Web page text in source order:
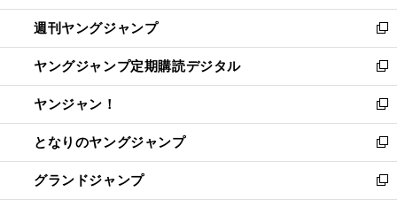
開
く
ウ
で
開
く
ン
ド
ウ
で
開
く
ウ
ィ
ン
ド
ウ
で
開
く
週刊ヤングジャンプ
新
し
い
ウ
ィ
ン
ド
ウ
で
開
ヤングジャンプ定期購読デジタル
新
し
い
ウ
ィ
ン
ド
ウ
ヤンジャン！
新
し
い
ウ
ィ
ン
となりのヤングジャンプ
新
し
い
ウ
グランドジャンプ
新
し